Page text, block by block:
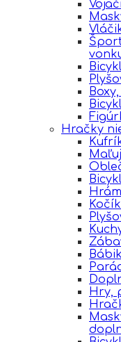
Hračky
Hry,